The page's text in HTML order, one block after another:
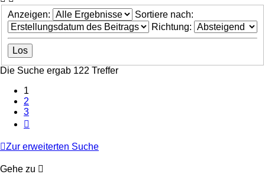
Anzeigen:
Sortiere nach:
Richtung:
Die Suche ergab 122 Treffer
1
2
3
Zur erweiterten Suche
Gehe zu